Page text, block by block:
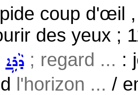
coup d'œil
des yeux ;
ܕܵܪܹܐ ; regard ... :
l'horizon ... /